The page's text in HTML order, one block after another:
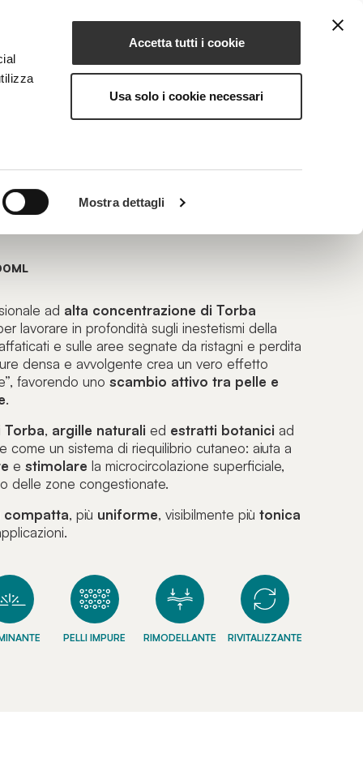
Mostra dettagli
Accetta tutti i cookie
Usa solo i cookie necessari
CONTATTI
ad alta concentrazione di Torba
lavorare in profondità sugli inestetismi della
e sulle aree segnate da ristagni e perdita
densa e avvolgente crea un vero effetto
favorendo uno scambio attivo tra pelle e
.
Torba, argille naturali ed estratti botanici ad
come un sistema di riequilibrio cutaneo: aiuta a
e stimolare la microcircolazione superficiale,
delle zone congestionate.
compatta, più uniforme, visibilmente più tonica
PELLI IMPURE RIMODELLANTE RIVITALIZZANTE